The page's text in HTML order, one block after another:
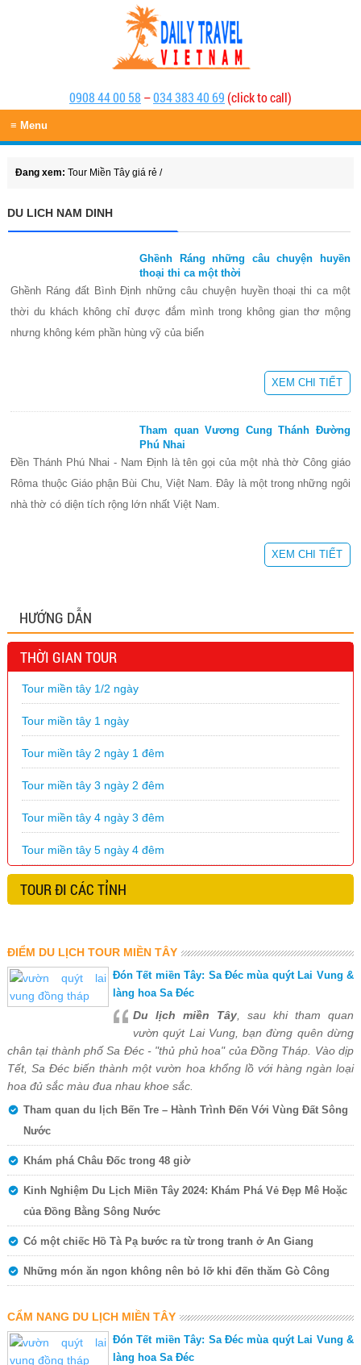
0908 44 00 58 –034 383 40 69 (click to call)
≡ Menu
Đang xem: Tour Miền Tây giá rẻ /
DU LICH NAM DINH
Ghềnh Ráng những câu chuyện huyền
thoại thi ca một thời
Ghềnh Ráng đất Bình Định những câu chuyện huyền thoại thi ca một
thời du khách không chỉ được đắm mình trong không gian thơ mộng
nhưng không kém phần hùng vỹ của biển
XEM CHI TIẾT
Tham quan Vương Cung Thánh Đường
Phú Nhai
Đền Thánh Phú Nhai - Nam Định là tên gọi của một nhà thờ Công giáo
Rôma thuộc Giáo phận Bùi Chu, Việt Nam. Đây là một trong những ngôi
nhà thờ có diện tích rộng lớn nhất Việt Nam.
XEM CHI TIẾT
HƯỚNG DẪN
THỜI GIAN TOUR
Tour miền tây 1/2 ngày
Tour miền tây 1 ngày
Tour miền tây 2 ngày 1 đêm
Tour miền tây 3 ngày 2 đêm
Tour miền tây 4 ngày 3 đêm
Tour miền tây 5 ngày 4 đêm
TOUR ĐI CÁC TỈNH
ĐIỂM DU LỊCH TOUR MIỀN TÂY
Đón Tết miền Tây: Sa Đéc mùa quýt Lai Vung &
làng hoa Sa Đéc
Du lịch miền Tây , sau khi tham quan
vườn quýt Lai Vung, bạn đừng quên dừng
chân tại thành phố Sa Đéc - "thủ phủ hoa" của Đồng Tháp. Vào dịp
Tết, Sa Đéc biến thành một vườn hoa khổng lồ với hàng ngàn loại
hoa đủ sắc màu đua nhau khoe sắc.
Tham quan du lịch Bến Tre – Hành Trình Đến Với Vùng Đất Sông
Nước
Khám phá Châu Đốc trong 48 giờ
Kinh Nghiệm Du Lịch Miền Tây 2024: Khám Phá Vẻ Đẹp Mê Hoặc
của Đồng Bằng Sông Nước
Có một chiếc Hồ Tà Pạ bước ra từ trong tranh ở An Giang
Những món ăn ngon không nên bỏ lỡ khi đến thăm Gò Công
CẨM NANG DU LỊCH MIỀN TÂY
Đón Tết miền Tây: Sa Đéc mùa quýt Lai Vung &
làng hoa Sa Đéc